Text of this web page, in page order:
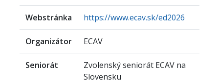
Webstránka https://www.ecav.sk/ed2026
Organizátor ECAV
Seniorát
Zvolenský seniorát ECAV na
Slovensku